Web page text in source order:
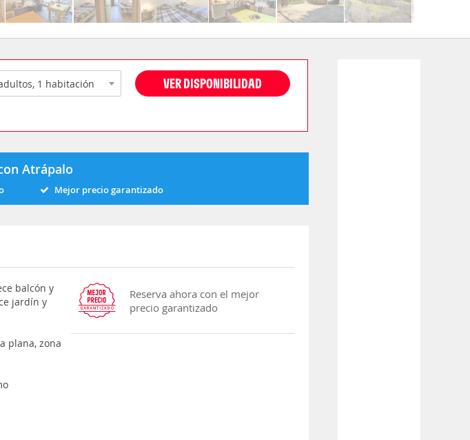
VER DISPONIBILIDAD
Atrápalo
Mejor precio garantizado
balcón y
jardín y
plana, zona
Reserva ahora con el mejor
precio garantizado